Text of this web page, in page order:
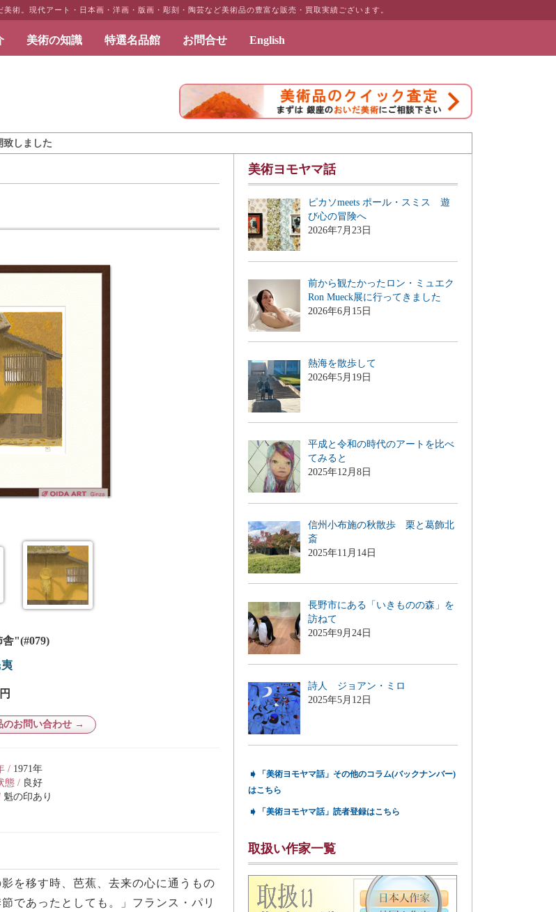
術。現代アート・日本画・洋画・版画・彫刻・陶芸など美術品の豊富な販売・買取実績ございます。
美術の知識 特選名品館 お問合せ English
"(#079)
のお問い合わせ →
/ 1971年
態 / 良好
魁の印あり
を移す時、芭蕉、去来の心に通うもの
であったとしても。」フランス・パリ
美術ヨモヤマ話
ピカソmeets ポール・スミス 遊
び心の冒険へ
2026年7月23日
前から観たかったロン・ミュエク
Ron Mueck展に行ってきました
2026年6月15日
熱海を散歩して
2026年5月19日
平成と令和の時代のアートを比べ
てみると
2025年12月8日
信州小布施の秋散歩 栗と葛飾北
斎
2025年11月14日
長野市にある「いきものの森」を
訪ねて
2025年9月24日
詩人 ジョアン・ミロ
2025年5月12日
➧
「美術ヨモヤマ話」その他のコラム(バックナンバー)
はこちら
➧ 「美術ヨモヤマ話」読者登録はこちら
取扱い作家一覧